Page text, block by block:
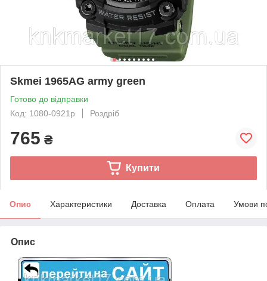
Skmei 1965AG army green
Готово до відправки
Код: 1080-0921р
Роздріб
765 ₴
Купити
Опис Характеристики Доставка Оплата Умови
Опис